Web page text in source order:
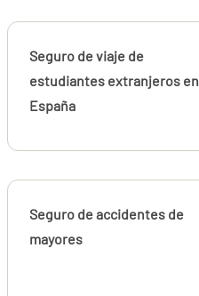
Seguro de viaje de
estudiantes extranjeros en
España
Seguro de accidentes de
mayores